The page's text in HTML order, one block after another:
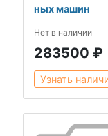
ных машин
Нет в наличии
283500 ₽
Узнать